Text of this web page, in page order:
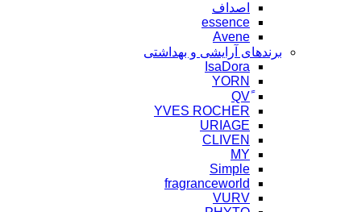
اصداف
essence
Avene
برندهای آرایشی و بهداشتی
IsaDora
YORN
YVES ROCHER
URIAGE
CLIVEN
MY
Simple
fragranceworld
VURV